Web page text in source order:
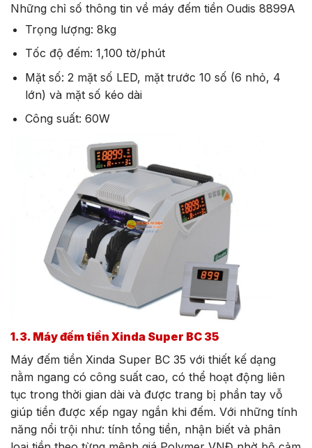
Những chỉ số thông tin về máy đếm tiền Oudis 8899A
Trọng lượng: 8kg
Tốc độ đếm: 1,100 tờ/phút
Mặt số: 2 mặt số LED, mặt trước 10 số (6 nhỏ, 4
lớn) và mặt số kéo dài
Công suất: 60W
1.3. Máy đếm tiền Xinda Super BC 35
Máy đếm tiền Xinda Super BC 35 với thiết kế dạng
nằm ngang có công suất cao, có thể hoạt động liên
tục trong thời gian dài và được trang bị phần tay vỗ
giúp tiền được xếp ngay ngắn khi đếm. Với những tính
năng nổi trội như: tính tổng tiền, nhận biết và phân